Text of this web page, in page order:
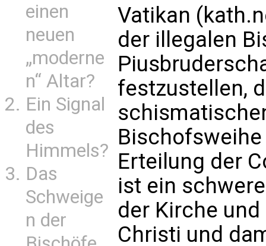
einen
neuen
„moderne
n“ Altar?
Ein Signal
des
Himmels?
Das
Schweige
n der
Vatikan
der illegalen
festzustellen,
Erteilung der
ist ein
der Kirche
Christi und